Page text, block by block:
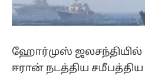
ஹோர்முஸ் ஜலசந்தியில்
ஈரான் நடத்திய